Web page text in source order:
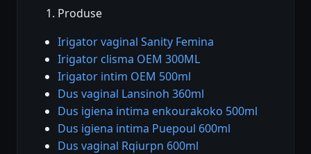
Produse
Irigator vaginal Sanity Femina
Irigator clisma OEM 300ML
Irigator intim OEM 500ml
Dus vaginal Lansinoh 360ml
Dus igiena intima enkourakoko 500ml
Dus igiena intima Puepoul 600ml
Dus vaginal Rqiurpn 600ml